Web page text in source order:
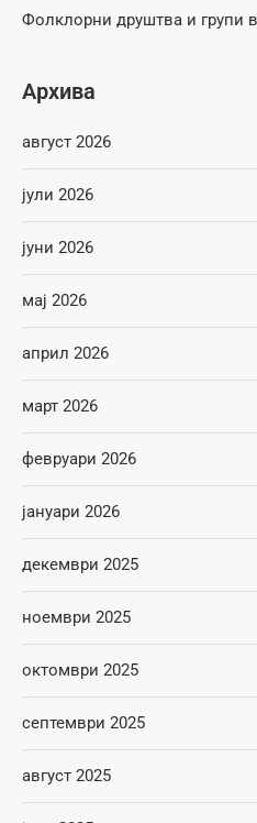
Фолклорни друштва и групи
Архива
август 2026
јули 2026
јуни 2026
мај 2026
април 2026
март 2026
февруари 2026
јануари 2026
декември 2025
ноември 2025
октомври 2025
септември 2025
август 2025